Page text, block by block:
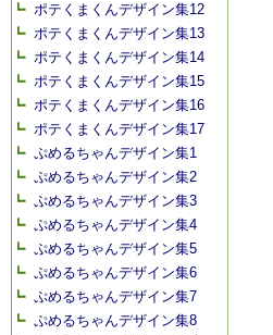
ポテくまくんデザイン集12
ポテくまくんデザイン集13
ポテくまくんデザイン集14
ポテくまくんデザイン集15
ポテくまくんデザイン集16
ポテくまくんデザイン集17
ぷめるちゃんデザイン集1
ぷめるちゃんデザイン集2
ぷめるちゃんデザイン集3
ぷめるちゃんデザイン集4
ぷめるちゃんデザイン集5
ぷめるちゃんデザイン集6
ぷめるちゃんデザイン集7
ぷめるちゃんデザイン集8